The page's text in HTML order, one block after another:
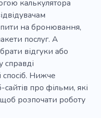
калькулятора
на бронювання,
послуг. А
відгуки або
справді
Нижче
про фільми, які
розпочати роботу